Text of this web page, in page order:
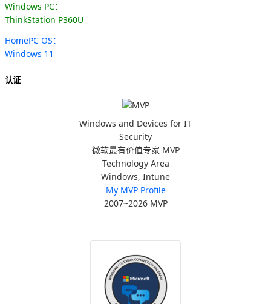
Windows PC：
ThinkStation P360U
HomePC OS：
Windows 11
认证
Windows and Devices for IT
Security
微软最有价值专家 MVP
Technology Area
Windows, Intune
My MVP Profile
2007~2026 MVP